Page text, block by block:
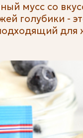
мусс со
голубики -
для